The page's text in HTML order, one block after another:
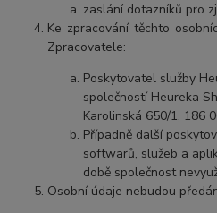
zaslání dotazníků pro
Ke zpracování těchto
Zpracovatele:
Poskytovatel služby
společností Heureka
Karolinská 650/1, 186
Případně další
softwarů, služeb a
době společnost
Osobní údaje nebudou